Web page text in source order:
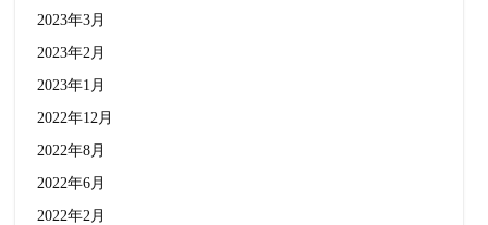
2023年3月
2023年2月
2023年1月
2022年12月
2022年8月
2022年6月
2022年2月